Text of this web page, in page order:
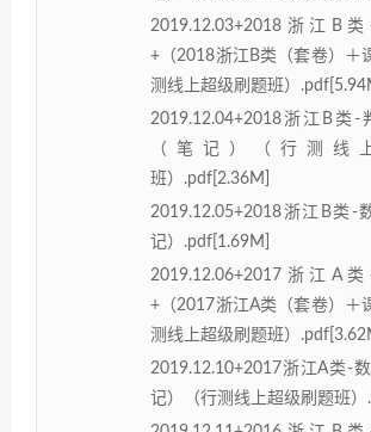
2019.12.03+2018浙江B
+（2018浙江B类（套卷）＋
测线上超级刷题班）
2019.12.04+2018浙江B类
（笔记）（行测线
班）.pdf[2.36M]
2019.12.05+2018浙江B类-
记）.pdf[1.69M]
2019.12.06+2017浙江A
+（2017浙江A类（套卷）＋
测线上超级刷题班）
2019.12.10+2017浙江A类-
记）（行测线上超级刷题班）